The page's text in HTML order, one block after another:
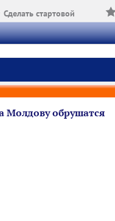
Сделать стартовой
Молдову обрушатся